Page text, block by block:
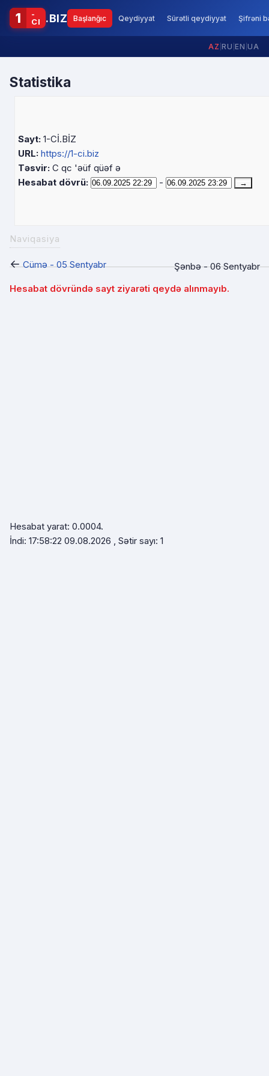
1
-
CI
.BIZ Başlanğıc Qeydiyyat Sürətli qeydiyyat Şifrəni
AZ RU EN UA
Statistika
Sayt: 1-Cİ.BİZ
URL: https://1-ci.biz
Təsvir: C qc 'əüf qüəf ə
Hesabat dövrü:
-
Naviqasiya
← Cümə - 05 Sentyabr
Şənbə - 06 Sentyabr
Hesabat dövründə sayt ziyarəti qeydə alınmayıb.
Hesabat yarat: 0.0004.
İndi: 17:58:22 09.08.2026 , Sətir sayı: 1